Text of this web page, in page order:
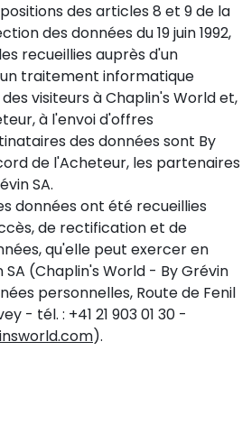
des articles 8 et 9 de la
des données du 19 juin 1992,
recueillies auprès d'un
traitement informatique
visiteurs à Chaplin's World et,
à l'envoi d'offres
des données sont By
de l'Acheteur, les partenaires
SA.
données ont été recueillies
de rectification et de
qu'elle peut exercer en
(Chaplin's World - By Grévin
personnelles, Route de Fenil
- tél. : +41 21 903 01 30 -
).